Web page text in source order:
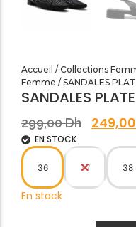
Accueil / Collections
Femme / SANDALES
SANDALES
299,00Dh 249,00
EN STOCK
36 37 38
En stock